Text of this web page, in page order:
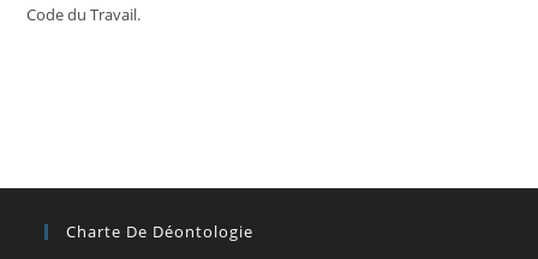
Code du Travail.
Charte De Déontologie